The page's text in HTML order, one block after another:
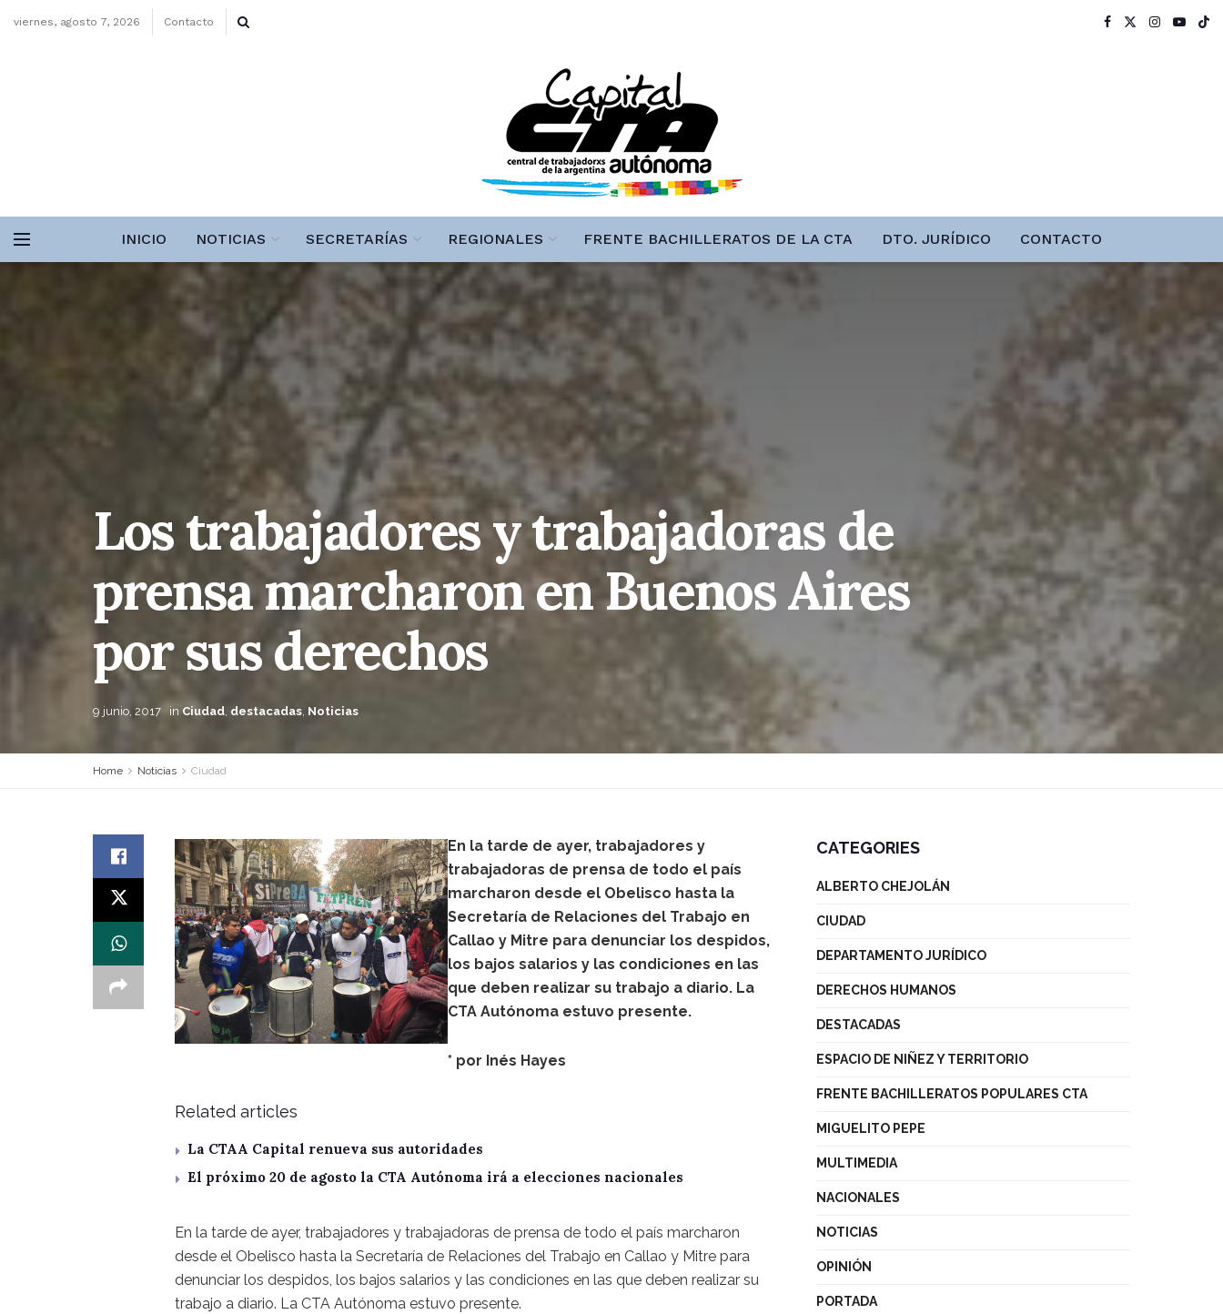
viernes, agosto 7, 2026 Contacto
INICIO NOTICIAS SECRETARÍAS REGIONALES FRENTE BACHILLERATOS DE LA CTA DTO. JURÍDICO CONTACTO
Los trabajadores y trabajadoras de
prensa marcharon en Buenos Aires
por sus derechos
9 junio, 2017 in Ciudad, destacadas, Noticias
Home Noticias Ciudad
En la tarde de ayer, trabajadores y
trabajadoras de prensa de todo el país
marcharon desde el Obelisco hasta la
Secretaría de Relaciones del Trabajo en
Callao y Mitre para denunciar los despidos,
los bajos salarios y las condiciones en las
que deben realizar su trabajo a diario. La
CTA Autónoma estuvo presente.
* por Inés Hayes
Related articles
La CTAA Capital renueva sus autoridades
El próximo 20 de agosto la CTA Autónoma irá a elecciones nacionales
En la tarde de ayer, trabajadores y trabajadoras de prensa de todo el país marcharon
desde el Obelisco hasta la Secretaría de Relaciones del Trabajo en Callao y Mitre para
denunciar los despidos, los bajos salarios y las condiciones en las que deben realizar su
trabajo a diario. La CTA Autónoma estuvo presente.
CATEGORIES
ALBERTO CHEJOLÁN
CIUDAD
DEPARTAMENTO JURÍDICO
DERECHOS HUMANOS
DESTACADAS
ESPACIO DE NIÑEZ Y TERRITORIO
FRENTE BACHILLERATOS POPULARES CTA
MIGUELITO PEPE
MULTIMEDIA
NACIONALES
NOTICIAS
OPINIÓN
PORTADA